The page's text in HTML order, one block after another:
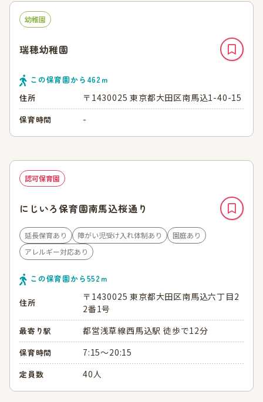
幼稚園
瑞穂幼稚園
この保育園から 462ｍ
住所
〒1430025 東京都大田区南馬込1-40-15
保育時間 -
認可保育園
にじいろ保育園南馬込桜通り
延長保育あり 障がい児受け入れ体制あり
園庭あり
アレルギー対応あり
この保育園から552ｍ
住所
〒1430025 東京都大田区南馬込六丁目2
2番1号
最寄り駅 都営浅草線西馬込駅 徒歩で12分
保育時間 7:15～20:15
定員数 40人